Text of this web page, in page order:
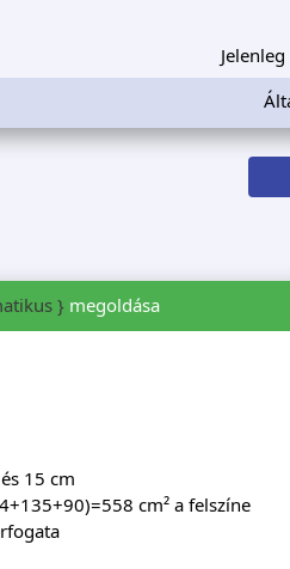
Jelenleg
}megoldása
15 cm
cm² a felszíne